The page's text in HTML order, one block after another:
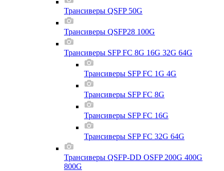
Трансиверы QSFP 50G
Трансиверы QSFP28 100G
Трансиверы SFP FC 8G 16G 32G 64G
Трансиверы SFP FC 1G 4G
Трансиверы SFP FC 8G
Трансиверы SFP FC 16G
Трансиверы SFP FC 32G 64G
Трансиверы QSFP-DD OSFP 200G 400G
800G